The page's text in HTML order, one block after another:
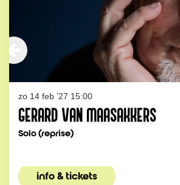
GERARD VAN MAASAKKERS
Solo (reprise)
zo 14 feb ’27 15:00
info & tickets